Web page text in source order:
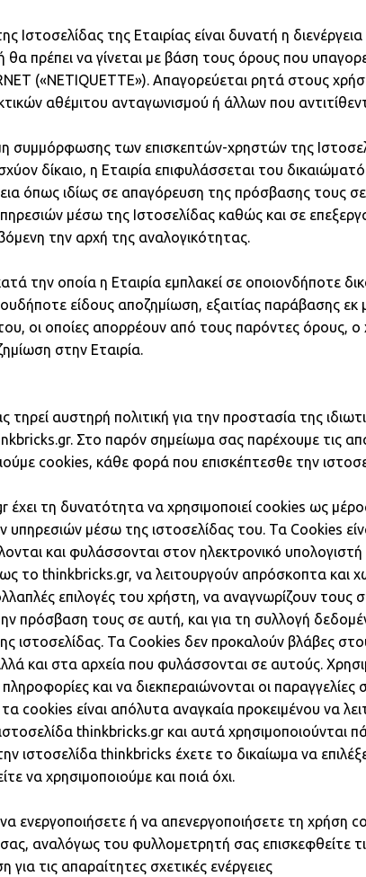
Ιστοσελίδας της Εταιρίας είναι δυνατή η
θα πρέπει να γίνεται με βάση τους όρους που
(«NETIQUETTE»). Απαγορεύεται ρητά στους
αθέμιτου ανταγωνισμού ή άλλων που
συμμόρφωσης των επισκεπτών-χρηστών της
δίκαιο, η Εταιρία επιφυλάσσεται του
όπως ιδίως σε απαγόρευση της πρόσβασης τους
μέσω της Ιστοσελίδας καθώς και σε
την αρχή της αναλογικότητας.
την οποία η Εταιρία εμπλακεί σε οποιονδήποτε
είδους αποζημίωση, εξαιτίας παράβασης
οι οποίες απορρέουν από τους παρόντες όρους, ο
στην Εταιρία.
τηρεί αυστηρή πολιτική για την προστασία της
Στο παρόν σημείωμα σας παρέχουμε τις
cookies, κάθε φορά που επισκέπτεσθε την
τη δυνατότητα να χρησιμοποιεί cookies ως
υπηρεσιών μέσω της ιστοσελίδας του. Τα Cookies
και φυλάσσονται στον ηλεκτρονικό
τo thinkbricks.gr, να λειτουργούν απρόσκοπτα και
επιλογές του χρήστη, να αναγνωρίζουν τους
πρόσβαση τους σε αυτή, και για τη συλλογή
ιστοσελίδας. Τα Cookies δεν προκαλούν βλάβες
και στα αρχεία που φυλάσσονται σε αυτούς.
και να διεκπεραιώνονται οι
cookies είναι απόλυτα αναγκαία προκειμένου να
thinkbricks.gr και αυτά χρησιμοποιούνται
ιστοσελίδα thinkbricks έχετε το δικαίωμα να
να χρησιμοποιούμε και ποιά όχι.
να ενεργοποιήσετε ή να απενεργοποιήσετε τη χρήση
αναλόγως του φυλλομετρητή σας επισκεφθείτε
για τις απαραίτητες σχετικές ενέργειες